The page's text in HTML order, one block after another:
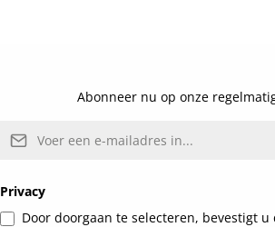
Abonneer nu op onze
E-mailadres*
Privacy
Door doorgaan te selecteren, bevestigt u